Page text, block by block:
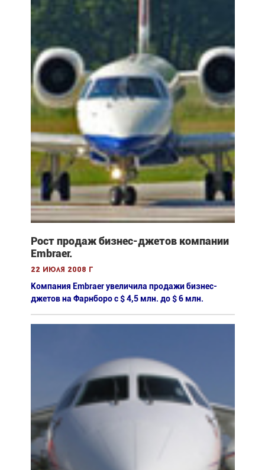
Рост продаж бизнес-джетов компании
Embraer.
22 июля 2008 г
Компания Embraer увеличила продажи бизнес-
джетов на Фарнборо с $ 4,5 млн. до $ 6 млн.